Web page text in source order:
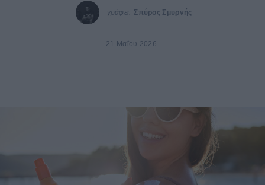
γράφει: Σπύρος Σμυρνής
21 Μαΐου 2026